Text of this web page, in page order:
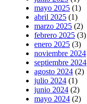
mayo 2025 (1)
abril 2025 (1)
marzo 2025 (2)
febrero 2025 (3)
enero 2025 (3)
noviembre 2024
septiembre 2024
agosto 2024 (2)
julio 2024 (1)
junio 2024 (2)
mayo 2024 (2)